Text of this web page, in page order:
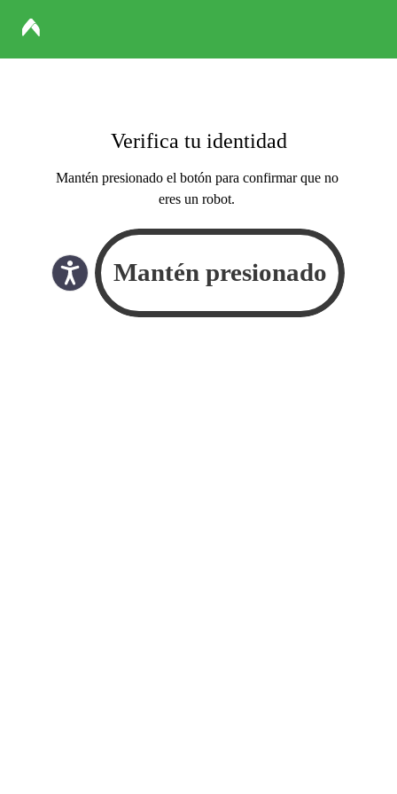
Verifica tu identidad
Mantén presionado el botón para confirmar que no
eres un robot.